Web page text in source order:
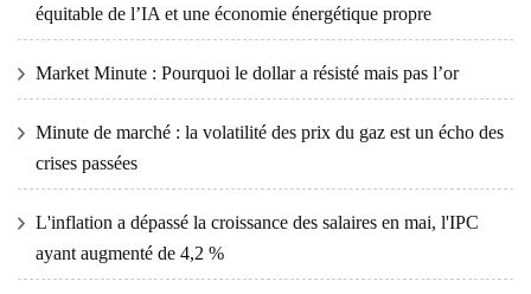
équitable de l’IA et une économie énergétique propre
Market Minute : Pourquoi le dollar a résisté mais pas l’or
Minute de marché : la volatilité des prix du gaz est un écho des
crises passées
L'inflation a dépassé la croissance des salaires en mai, l'IPC
ayant augmenté de 4,2 %